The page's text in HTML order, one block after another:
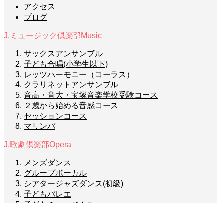
アクセス
ブログ
J.ミュージック倶楽部Music
サックスアンサンブル
子ども合唱(小学生以下)
レッツハーモニー（コーラス）
クラリネットアンサンブル
音高・音大・宝塚音楽学校受験コース
２歳から始める音感コース
セッションコース
マリンバ
J.歌劇倶楽部Opera
メンズダンス
グループボーカル
シアタージャズダンス(初級)
子どもバレエ